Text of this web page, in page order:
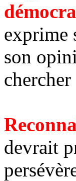
exprime
son
devrait